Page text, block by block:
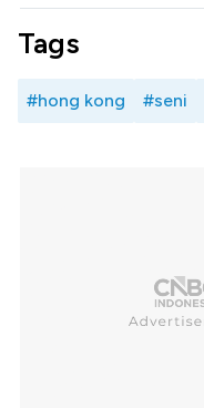
Tags
#hong kong #seni